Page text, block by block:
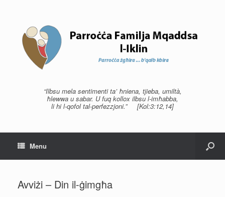
“Ilbsu mela sentimenti ta’ ħniena, tjieba, umiltà,
ħlewwa u sabar. U fuq kollox ilbsu l-imħabba,
li hi l-qofol tal-perfezzjoni.” [Kol:3:12,14]
Menu
Avviżi – Din il-ġimgħa